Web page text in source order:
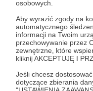
osobowych.
Aby wyrazić zgody na
automatycznego
informacji na Twoim
przechowywanie przez
zewnętrzne, które
kliknij AKCEPTUJĘ I
Jeśli chcesz
dotyczące zbierania
10.06.2026 Brak
Zosia Kulewicz
Zosia Kulewicz -
content creatorka,
wielka, przeładowana
ciuchami.